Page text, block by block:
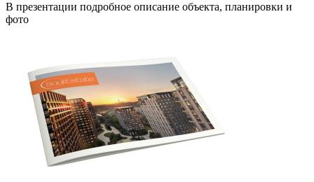
В презентации подробное описание объекта, планировки и
фото